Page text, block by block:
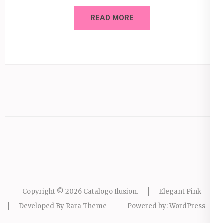
READ MORE
Copyright © 2026 Catalogo Ilusion.
Elegant Pink
Developed By Rara Theme Powered by:WordPress